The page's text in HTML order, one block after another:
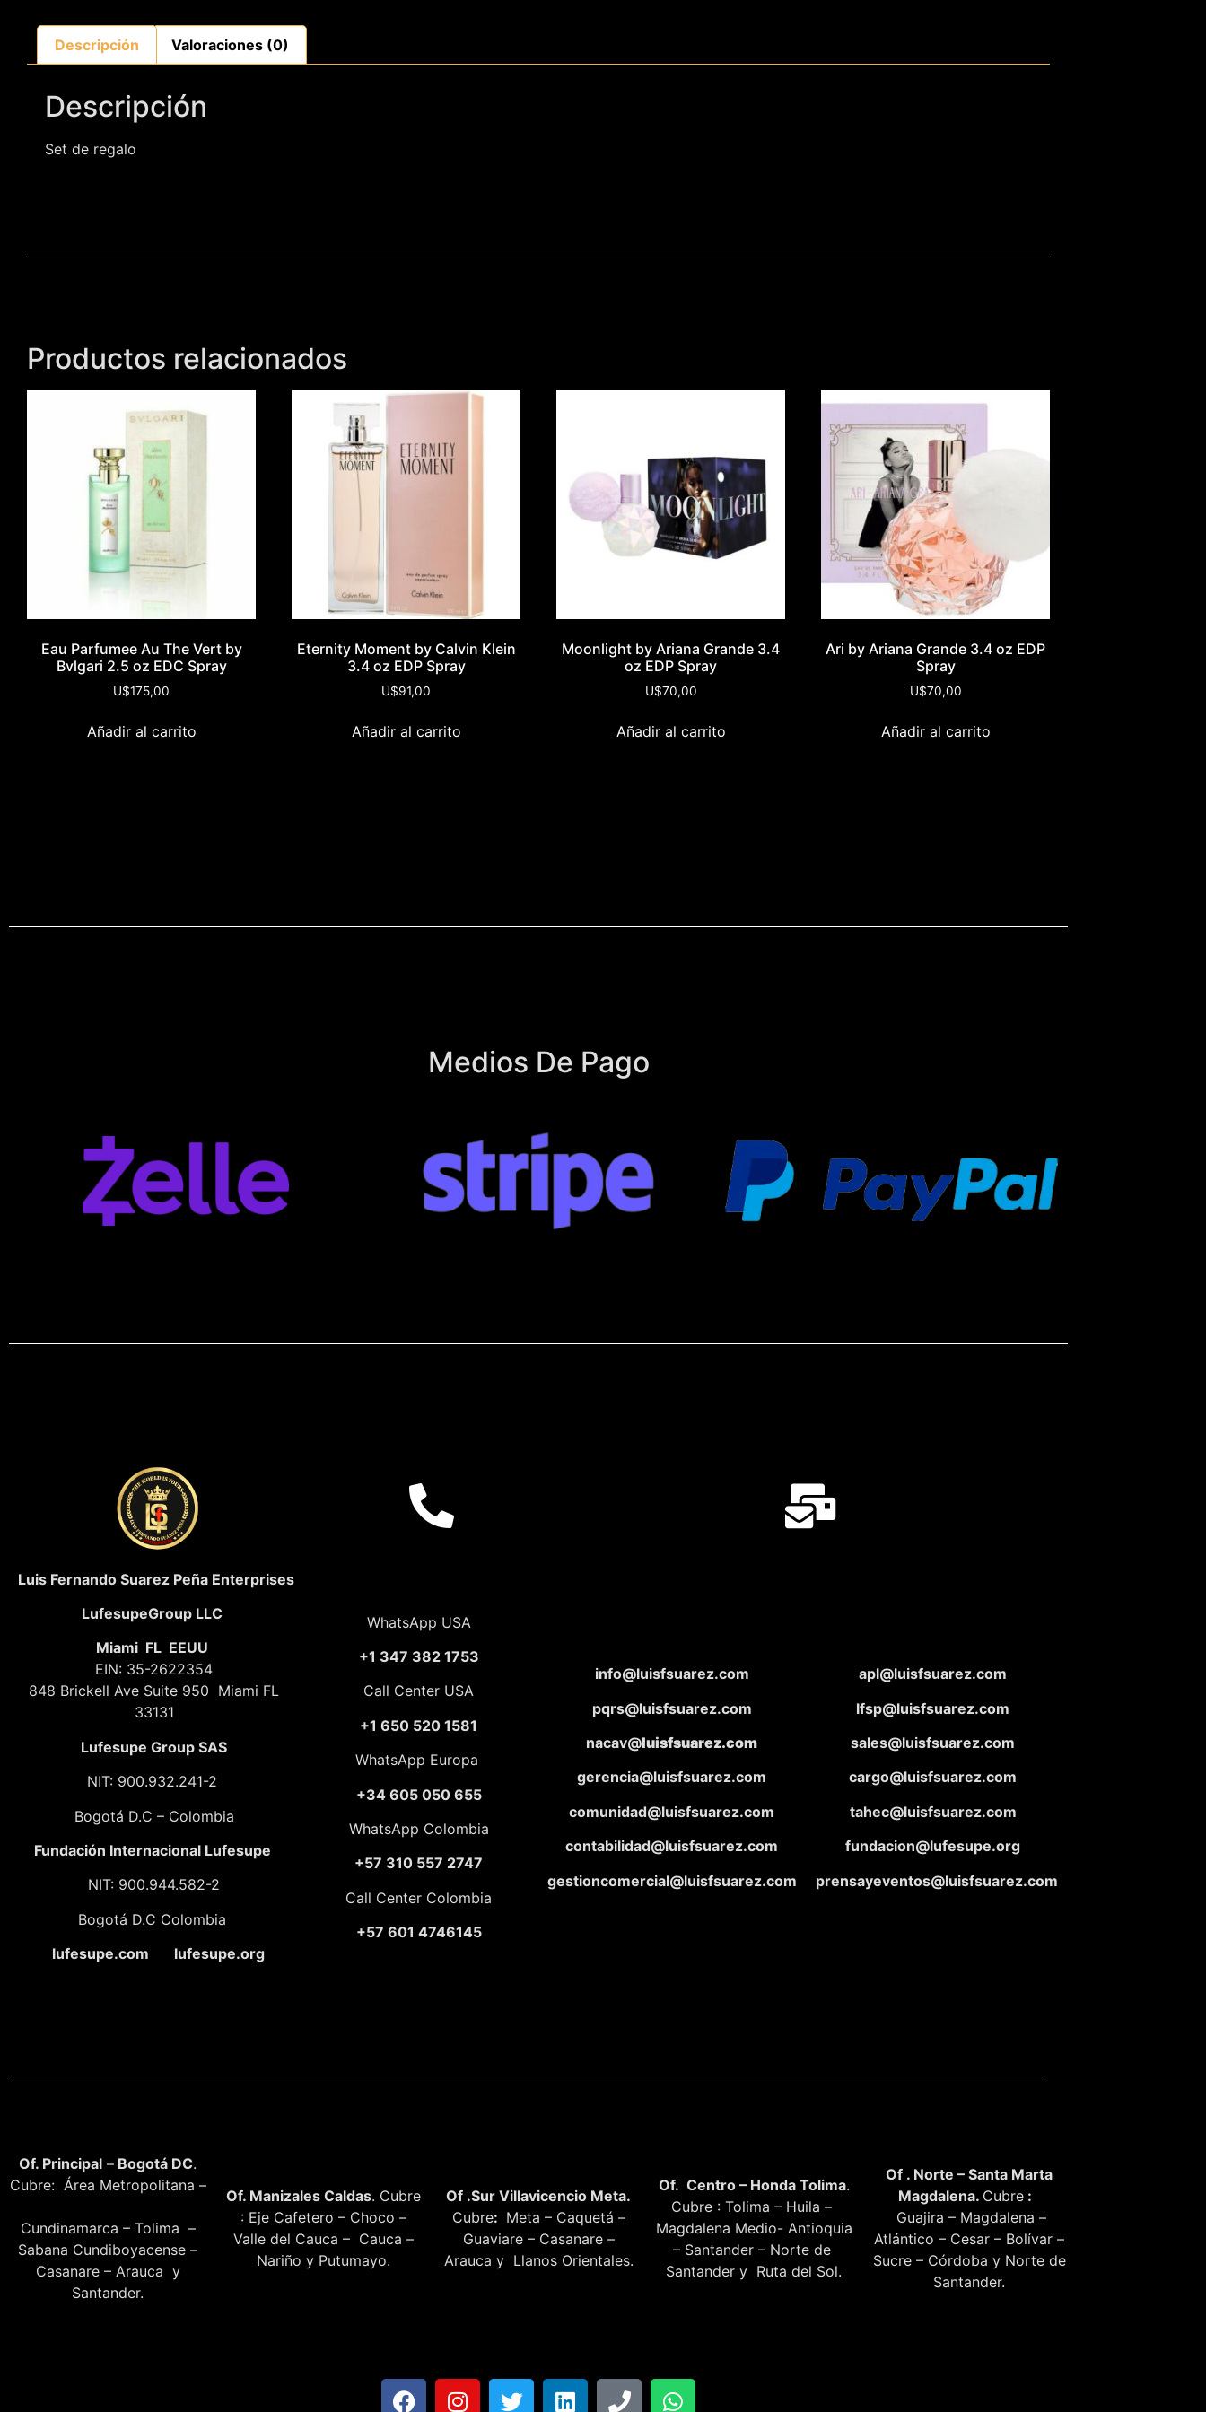
Descripción Valoraciones (0)
Descripción
Set de regalo
Productos relacionados
Eau Parfumee Au The Vert by
Bvlgari 2.5 oz EDC Spray
U$175,00
Añadir al carrito
Eternity Moment by Calvin Klein
3.4 oz EDP Spray
U$91,00
Añadir al carrito
Moonlight by Ariana Grande 3.4
oz EDP Spray
U$70,00
Añadir al carrito
Ari by Ariana Grande 3.4 oz EDP
Spray
U$70,00
Añadir al carrito
Medios De Pago
Luis Fernando Suarez Peña Enterprises
LufesupeGroup LLC
Miami FL EEUU
EIN: 35-2622354
848 Brickell Ave Suite 950 Miami FL
33131
Lufesupe Group SAS
NIT: 900.932.241-2
Bogotá D.C – Colombia
Fundación Internacional Lufesupe
NIT: 900.944.582-2
Bogotá D.C Colombia
lufesupe.com lufesupe.org
WhatsApp USA
+1 347 382 1753
Call Center USA
+1 650 520 1581
WhatsApp Europa
+34 605 050 655
WhatsApp Colombia
+57 310 557 2747
Call Center Colombia
+57 601 4746145
info@luisfsuarez.com
pqrs@luisfsuarez.com
nacav@luisfsuarez.com
gerencia@luisfsuarez.com
comunidad@luisfsuarez.com
contabilidad@luisfsuarez.com
gestioncomercial@luisfsuarez.com
apl@luisfsuarez.com
lfsp@luisfsuarez.com
sales@luisfsuarez.com
cargo@luisfsuarez.com
tahec@luisfsuarez.com
fundacion@lufesupe.org
prensayeventos@luisfsuarez.com
Of. Principal – Bogotá DC.
Cubre: Área Metropolitana –
Cundinamarca – Tolima –
Sabana Cundiboyacense –
Casanare – Arauca y
Santander.
Of. Manizales Caldas. Cubre
: Eje Cafetero – Choco –
Valle del Cauca – Cauca –
Nariño y Putumayo.
Of .Sur Villavicencio Meta.
Cubre: Meta – Caquetá –
Guaviare – Casanare –
Arauca y Llanos Orientales.
Of. Centro – Honda Tolima.
Cubre : Tolima – Huila –
Magdalena Medio- Antioquia
– Santander – Norte de
Santander y Ruta del Sol.
Of . Norte – Santa Marta
Magdalena. Cubre :
Guajira – Magdalena –
Atlántico – Cesar – Bolívar –
Sucre – Córdoba y Norte de
Santander.